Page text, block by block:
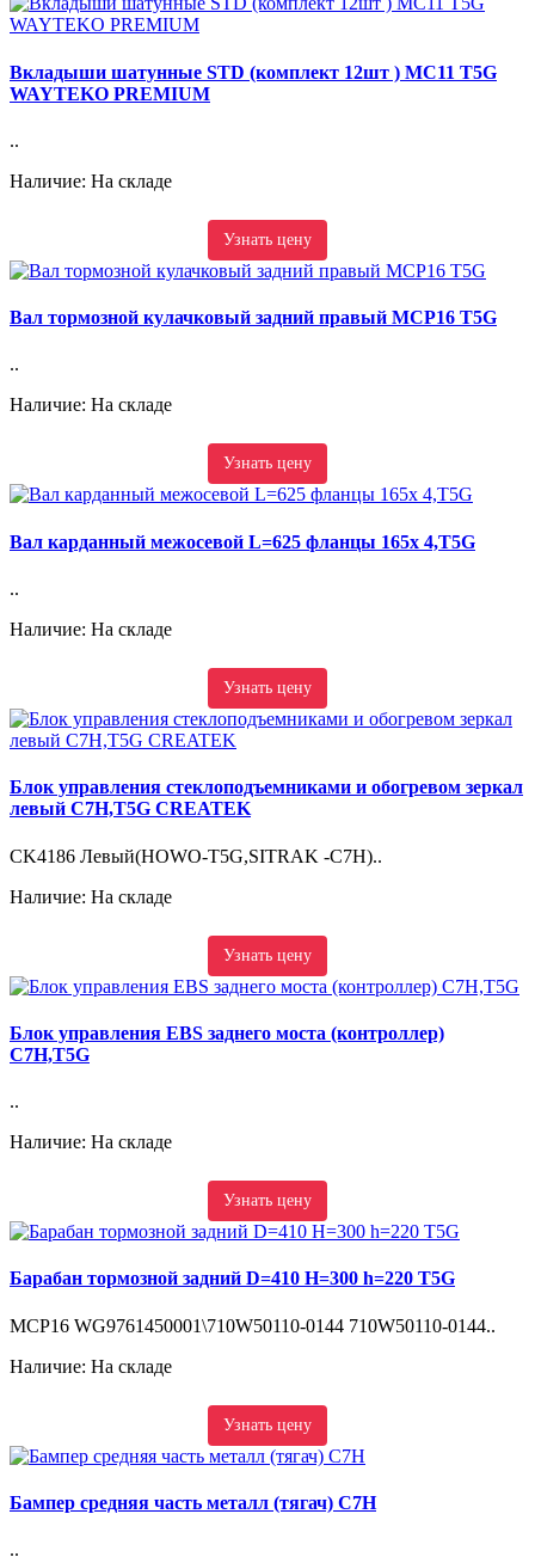
Вкладыши шатунные STD (комплект 12шт ) MC11 T5G
WAYTEKO PREMIUM
..
Наличие: На складе
Узнать цену
Вал тормозной кулачковый задний правый MCP16 T5G
..
Наличие: На складе
Узнать цену
Вал карданный межосевой L=625 фланцы 165x 4,T5G
..
Наличие: На складе
Узнать цену
Блок управления стеклоподъемниками и обогревом зеркал
левый C7H,T5G CREATEK
CK4186 Левый(HOWO-T5G,SITRAK -C7H)..
Наличие: На складе
Узнать цену
Блок управления EBS заднего моста (контроллер)
C7H,T5G
..
Наличие: На складе
Узнать цену
Барабан тормозной задний D=410 H=300 h=220 T5G
MCP16 WG9761450001\710W50110-0144 710W50110-0144..
Наличие: На складе
Узнать цену
Бампер средняя часть металл (тягач) C7H
..